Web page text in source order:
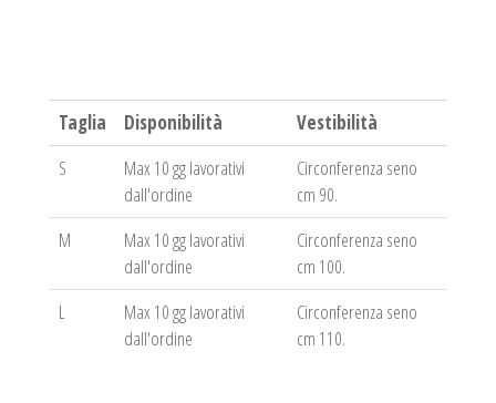
Taglia Disponibilità
Vestibilità
S
Max 10 gg lavorativi
dall'ordine
Circonferenza seno
cm 90.
M
Max 10 gg lavorativi
dall'ordine
Circonferenza seno
cm 100.
L
Max 10 gg lavorativi
dall'ordine
Circonferenza seno
cm 110.